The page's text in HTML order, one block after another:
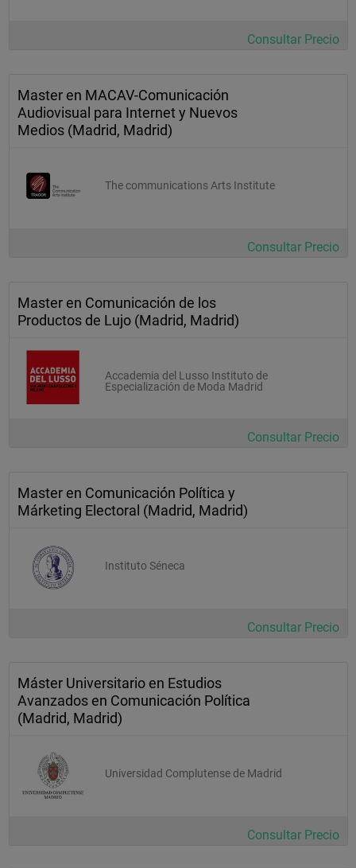
Consultar Precio
Master en MACAV-Comunicación
Audiovisual para Internet y Nuevos
Medios (Madrid, Madrid)
The communications Arts Institute
Consultar Precio
Master en Comunicación de los
Productos de Lujo (Madrid, Madrid)
Accademia del Lusso Instituto de
Especialización de Moda Madrid
Consultar Precio
Master en Comunicación Política y
Márketing Electoral (Madrid, Madrid)
Instituto Séneca
Consultar Precio
Máster Universitario en Estudios
Avanzados en Comunicación Política
(Madrid, Madrid)
Universidad Complutense de Madrid
Consultar Precio